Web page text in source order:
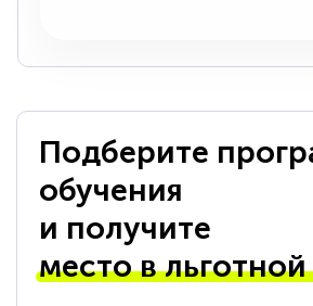
Подберите
обучения
и получите
место в